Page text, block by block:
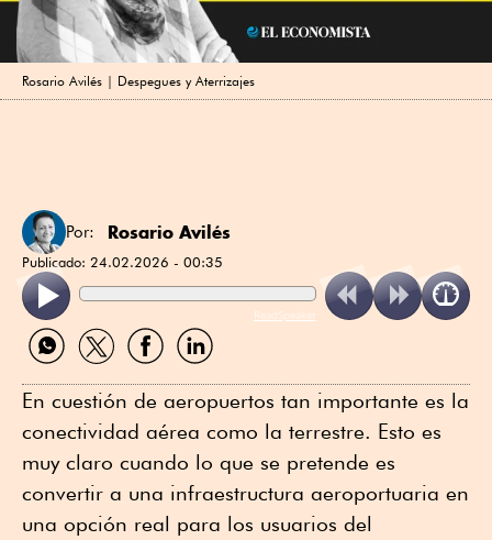
Rosario Avilés | Despegues y Aterrizajes
Por: Rosario Avilés
Publicado: 24.02.2026 - 00:35
ReadSpeaker
Compartir
por
Compartir
por
Compartir
por
Compartir
por
En cuestión de aeropuertos tan importante es la
conectividad aérea como la terrestre. Esto es
muy claro cuando lo que se pretende es
convertir a una infraestructura aeroportuaria en
una opción real para los usuarios del